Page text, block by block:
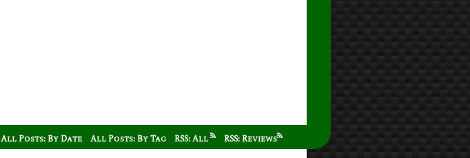
All Posts: By Date All Posts: By Tag RSS: All RSS: Reviews